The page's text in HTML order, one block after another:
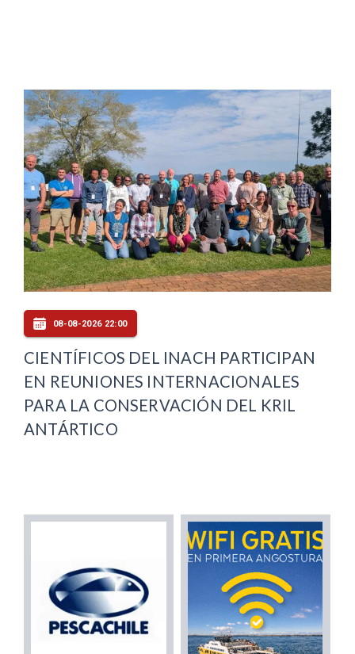
08-08-2026 22:00
CIENTÍFICOS DEL INACH PARTICIPAN
EN REUNIONES INTERNACIONALES
PARA LA CONSERVACIÓN DEL KRIL
ANTÁRTICO